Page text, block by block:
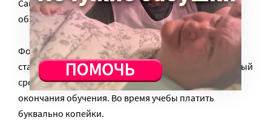
Самый распространенный вариант –
образовательный кредит.
Формально условия выглядят почти идеальными:
ставка около 3%, отсрочка основных выплат, длинный
срок погашения, который начинается только после
окончания обучения. Во время учебы платить
буквально копейки.